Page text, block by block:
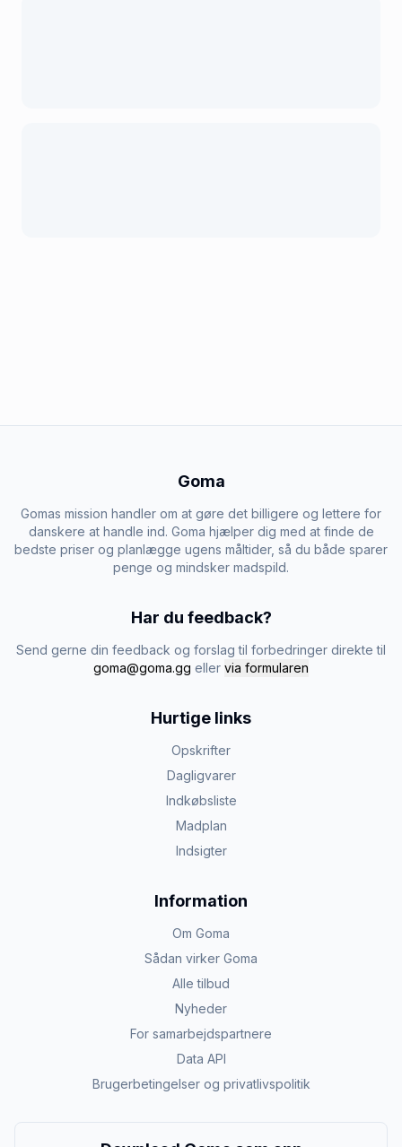
Goma
Gomas mission handler om at gøre det billigere og lettere for
danskere at handle ind. Goma hjælper dig med at finde de
bedste priser og planlægge ugens måltider, så du både sparer
penge og mindsker madspild.
Har du feedback?
Send gerne din feedback og forslag til forbedringer direkte til
goma@goma.gg eller via formularen
Hurtige links
Opskrifter
Dagligvarer
Indkøbsliste
Madplan
Indsigter
Information
Om Goma
Sådan virker Goma
Alle tilbud
Nyheder
For samarbejdspartnere
Data API
Brugerbetingelser og privatlivspolitik